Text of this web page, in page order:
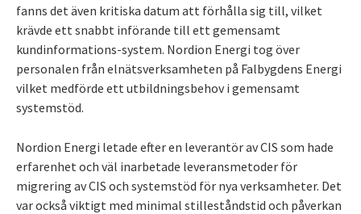
fanns det även kritiska datum att förhålla sig till, vilket
krävde ett snabbt införande till ett gemensamt
kundinformations-system. Nordion Energi tog över
personalen från elnätsverksamheten på Falbygdens Energi
vilket medförde ett utbildningsbehov i gemensamt
systemstöd.
Nordion Energi letade efter en leverantör av CIS som hade
erfarenhet och väl inarbetade leveransmetoder för
migrering av CIS och systemstöd för nya verksamheter. Det
var också viktigt med minimal stilleståndstid och påverkan